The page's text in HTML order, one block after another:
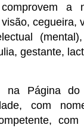
a
cegueira,
(mental),
gestante,
na Página do
com
com